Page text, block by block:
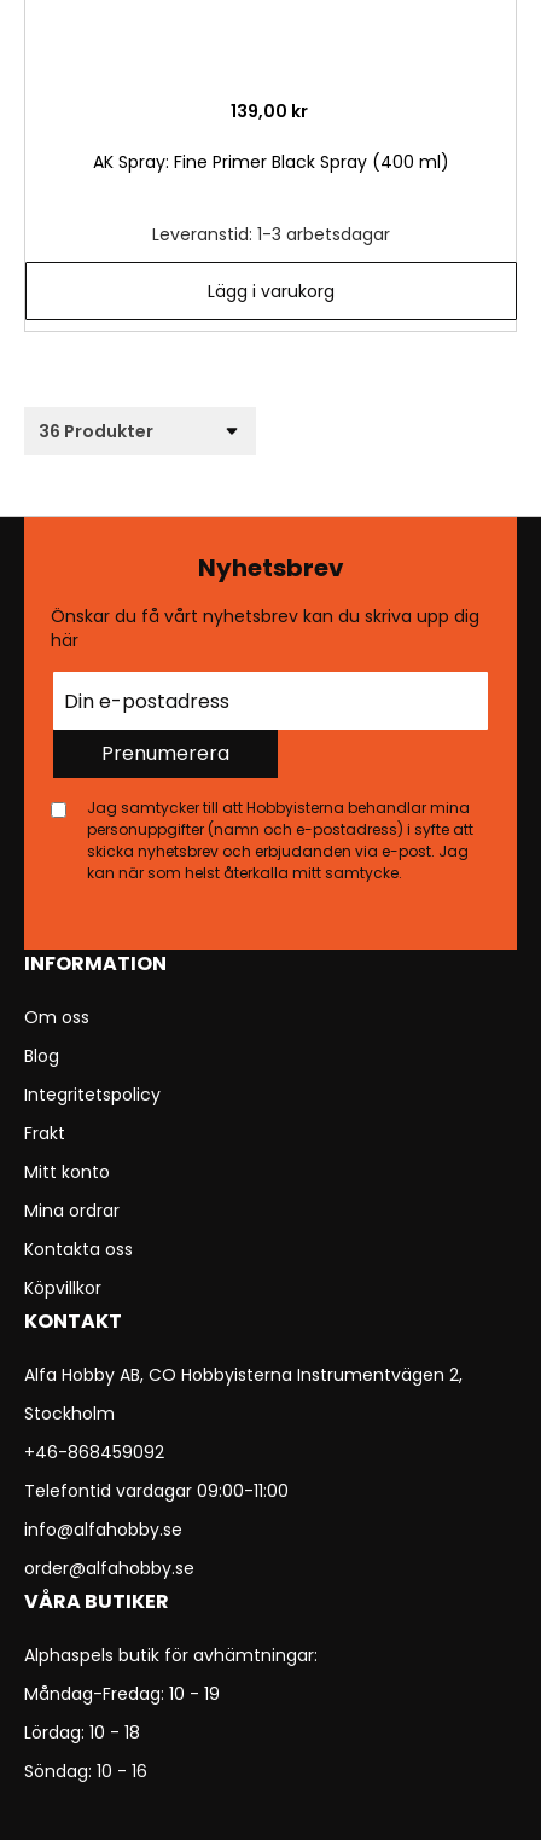
139,00 kr
AK Spray: Fine Primer Black Spray (400 ml)
Leveranstid: 1-3 arbetsdagar
Lägg i varukorg
INFORMATION
Om oss
Blog
Integritetspolicy
Frakt
Mitt konto
Mina ordrar
Kontakta oss
Köpvillkor
KONTAKT
Alfa Hobby AB, CO Hobbyisterna Instrumentvägen 2,
Stockholm
+46-868459092
Telefontid vardagar 09:00-11:00
info@alfahobby.se
order@alfahobby.se
VÅRA BUTIKER
Alphaspels butik för avhämtningar:
Måndag-Fredag: 10 - 19
Lördag: 10 - 18
Söndag: 10 - 16
Nyhetsbrev
Önskar du få vårt nyhetsbrev kan du skriva upp dig
här
Prenumerera
Jag samtycker till att Hobbyisterna behandlar mina
personuppgifter (namn och e-postadress) i syfte att
skicka nyhetsbrev och erbjudanden via e-post. Jag
kan när som helst återkalla mitt samtycke.